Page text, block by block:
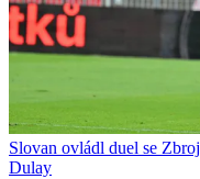
Slovan ovládl duel se
Dulay